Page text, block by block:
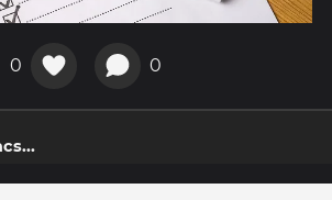
0 0